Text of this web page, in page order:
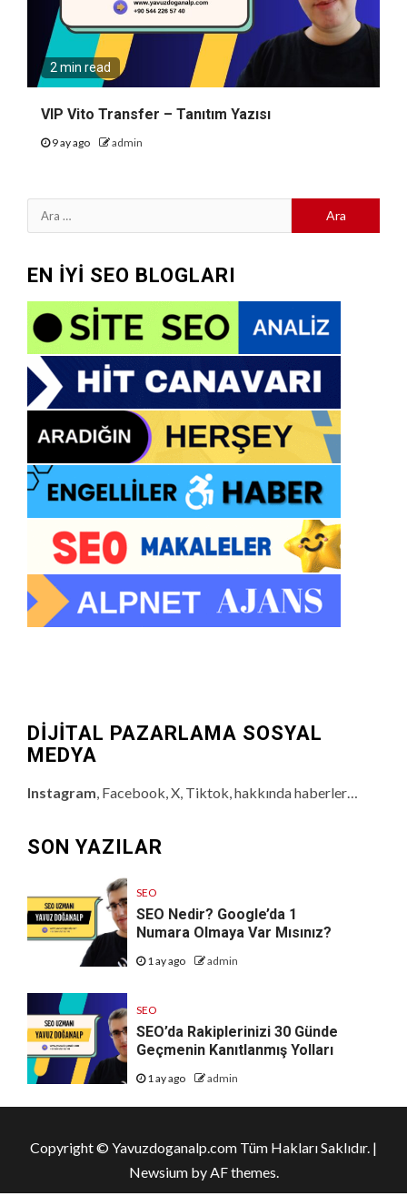
2 min read
VIP Vito Transfer – Tanıtım Yazısı
9 ay ago admin
Arama:
EN İYİ SEO BLOGLARI
DİJİTAL PAZARLAMA SOSYAL
MEDYA
Instagram , Facebook, X, Tiktok, hakkında haberler…
SON YAZILAR
SEO
SEO Nedir? Google’da 1
Numara Olmaya Var Mısınız?
1 ay ago admin
SEO
SEO’da Rakiplerinizi 30 Günde
Geçmenin Kanıtlanmış Yolları
1 ay ago admin
Copyright © Yavuzdoganalp.com Tüm Hakları Saklıdır. |
Newsiumby AF themes.